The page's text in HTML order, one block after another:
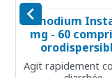
Imodium
mg - 60
Agit rapidement